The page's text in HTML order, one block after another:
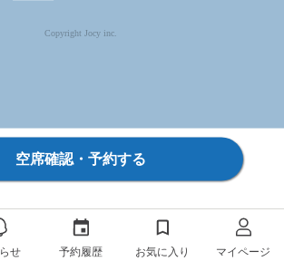
Copyright Jocy inc.
空席確認・予約する
せ 予約履歴 お気に入り マイページ